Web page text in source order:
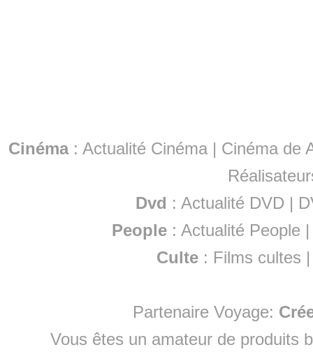
Cinéma: Actualité Cinéma | Cinéma de
Dvd : Actualité DVD |
People :Actualité People
Culte : Films cultes
Partenaire Voyage:
Vous êtes un amateur de produits